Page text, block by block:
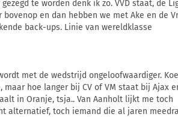
te worden denk ik zo. VVD staat, de
bovenop en dan hebben we met Ake en de
back-ups. Linie van wereldklasse
met de wedstrijd ongeloofwaardiger.
maar hoe langer bij CV of VM staat bij Ajax
in Oranje, tsja.. Van Aanholt lijkt me toch
alternatief, toch iemand die al jaren